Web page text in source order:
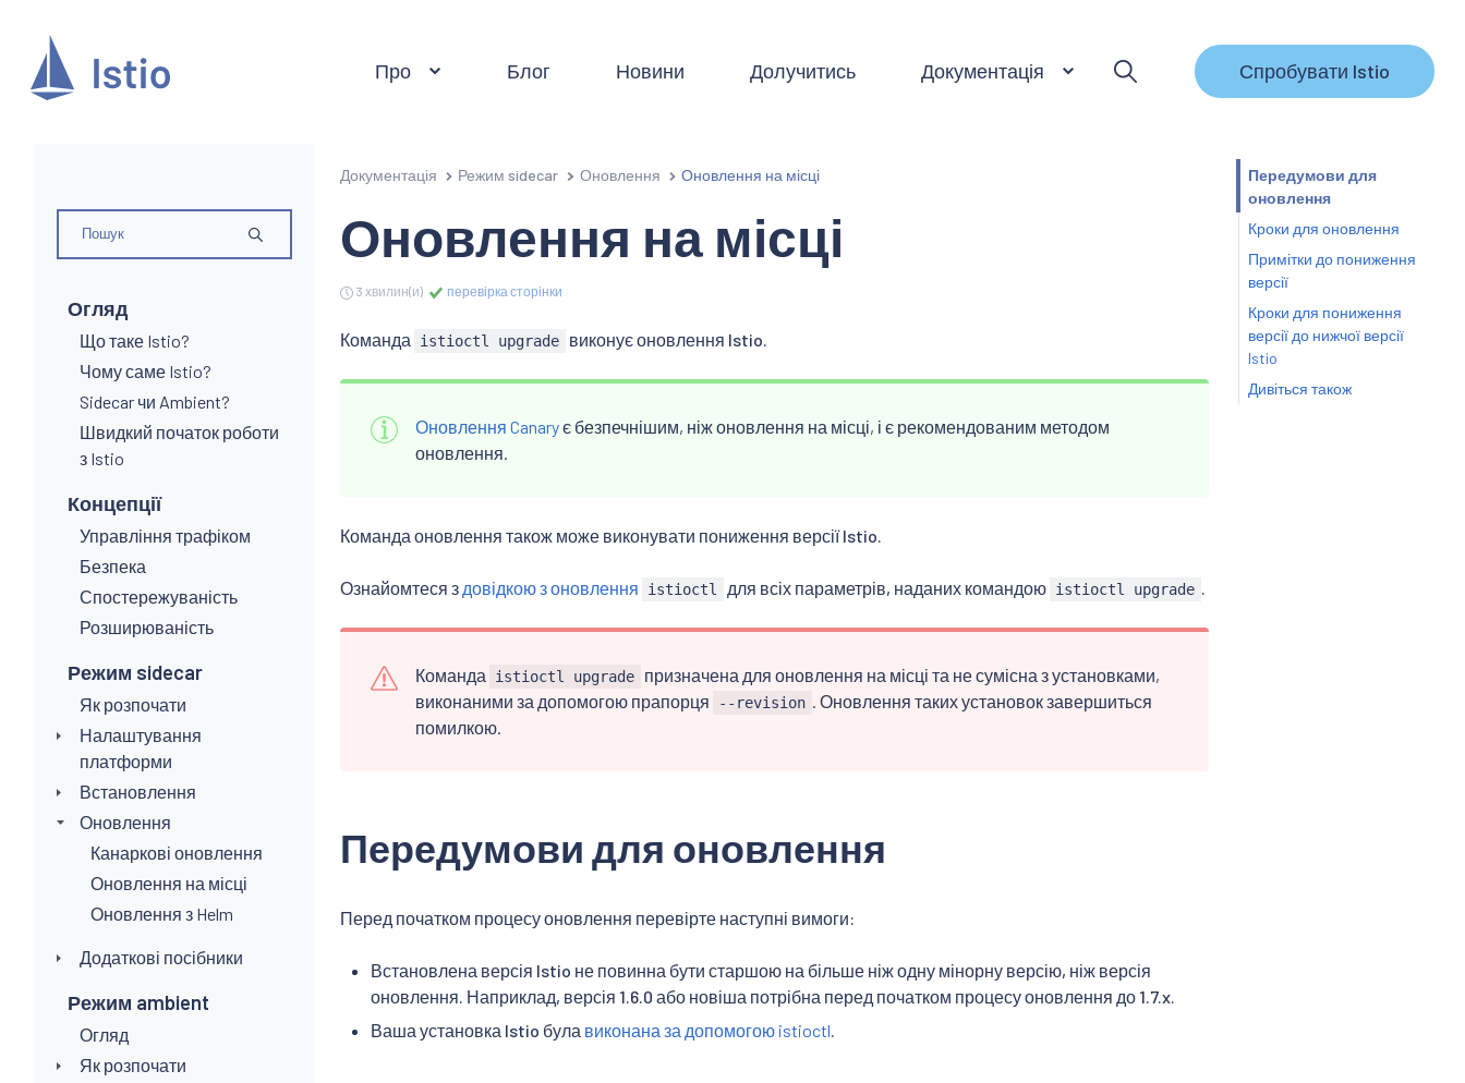
Про Блог Новини Долучитись Документація Спробувати Istio
Огляд
Що таке Istio?
Чому саме Istio?
Sidecar чи Ambient?
Швидкий початок роботи
з Istio
Концепції
Управління трафіком
Безпека
Спостережуваність
Розширюваність
Режим sidecar
Як розпочати
Налаштування
платформи
Встановлення
Оновлення
Канаркові оновлення
Оновлення на місці
Оновлення з Helm
Додаткові посібники
Режим ambient
Огляд
Як розпочати
Документація Режим sidecar Оновлення Оновлення на місці
Оновлення на місці
3 хвилин(и) перевірка сторінки
Команда istioctl upgrade виконує оновлення Istio.
Оновлення Canaryє безпечнішим, ніж оновлення на місці, і є рекомендованим методом
оновлення.
Команда оновлення також може виконувати пониження версії Istio.
Ознайомтеся з довідкою з оновлення istioctl для всіх параметрів, наданих командою istioctl upgrade .
Команда istioctl upgrade
призначена для оновлення на місці та не сумісна з установками,
виконаними за допомогою прапорця
--revision . Оновлення таких установок завершиться
помилкою.
Передумови для оновлення
Перед початком процесу оновлення перевірте наступні вимоги:
Встановлена версія Istio не повинна бути старшою на більше ніж одну мінорну версію, ніж версія
оновлення. Наприклад, версія 1.6.0 або новіша потрібна перед початком процесу оновлення до 1.7.x.
Ваша установка Istio була виконана за допомогою istioctl
Передумови для
оновлення
Кроки для оновлення
Примітки до пониження
версії
Кроки для пониження
версії до нижчої версії
Istio
Дивіться також